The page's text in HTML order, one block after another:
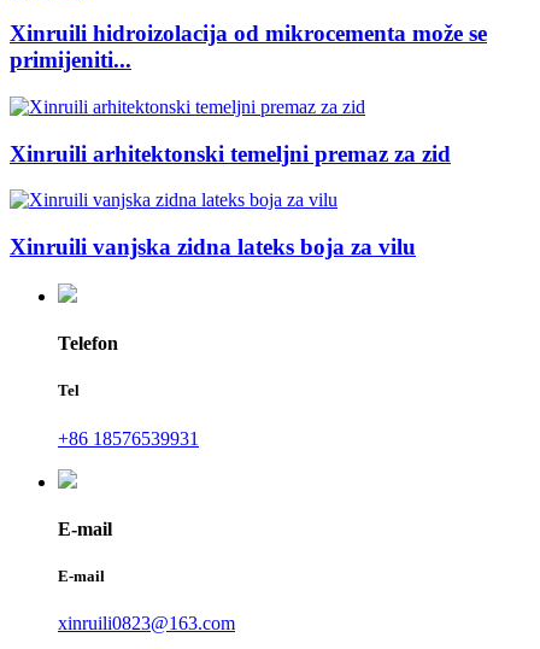
Xinruili hidroizolacija od mikrocementa može se
primijeniti...
Xinruili arhitektonski temeljni premaz za zid
Xinruili vanjska zidna lateks boja za vilu
Telefon
Tel
+86 18576539931
E-mail
E-mail
xinruili0823@163.com